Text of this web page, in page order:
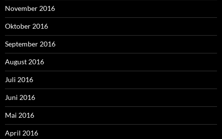
November 2016
Oktober 2016
September 2016
August 2016
Juli 2016
Juni 2016
Mai 2016
April 2016